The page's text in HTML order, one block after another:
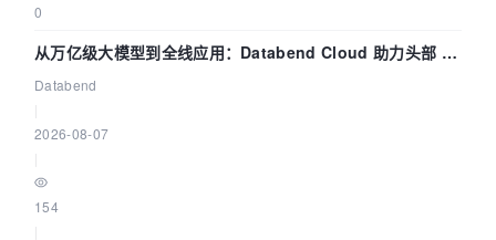
0
从万亿级大模型到全线应用：Databend Cloud 助力头部 AI
企业构建全链路 Trace 数据管道
Databend
2026-08-07
154